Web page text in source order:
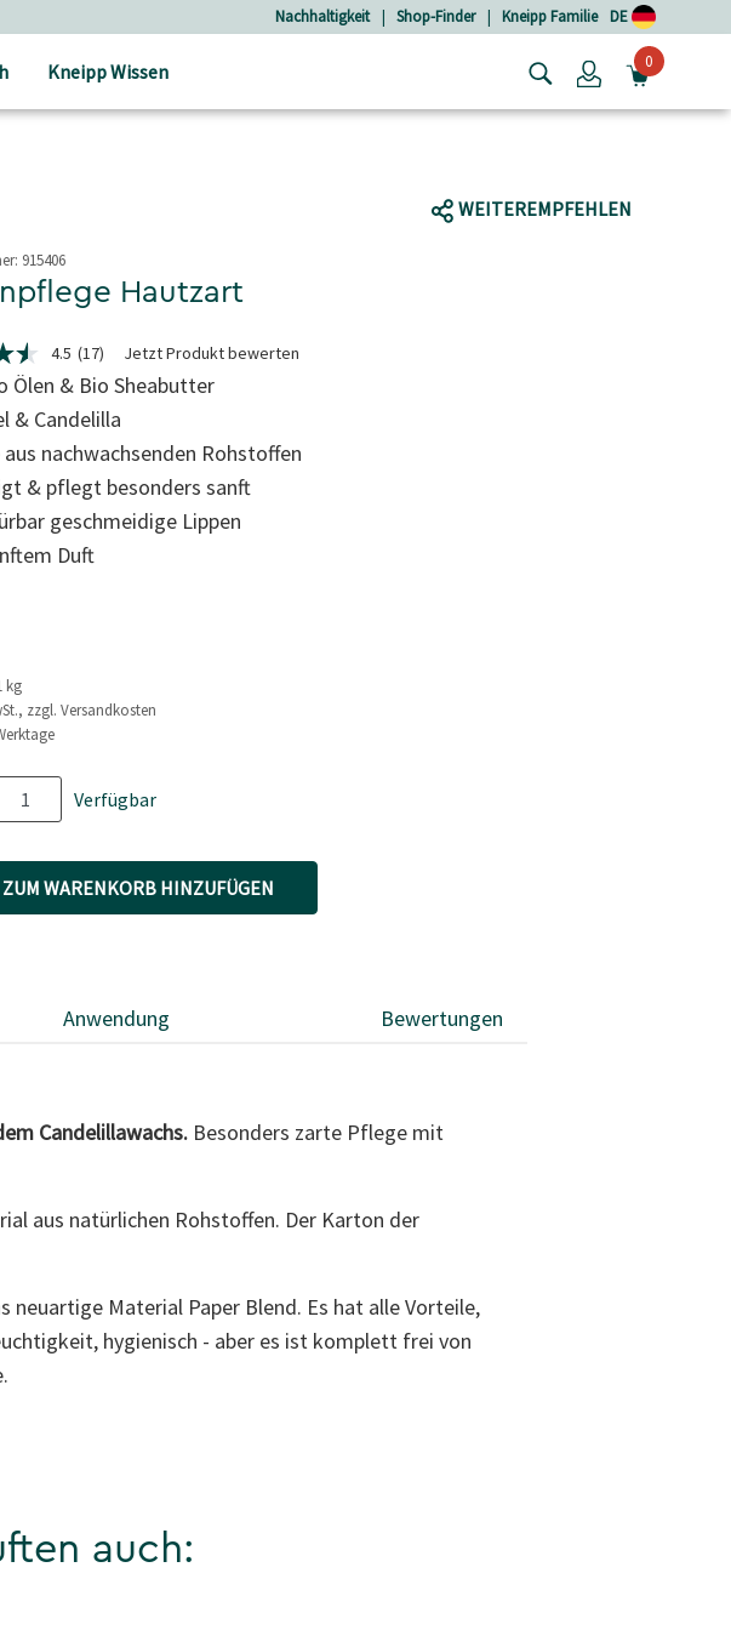
Nachhaltigkeit | Shop-Finder | Kneipp Familie DE
Kneipp Wissen Login0
WEITEREMPFEHLEN
915406
Hautzart
4.5 (17) Jetzt Produkt bewerten
Ölen & Bio Sheabutter
& Candelilla
aus nachwachsenden Rohstoffen
& pflegt besonders sanft
geschmeidige Lippen
Duft
Preis
kg
zzgl. Versandkosten
Verfügbar
ZUM WARENKORB HINZUFÜGEN
Anwendung Bewertungen
Candelillawachs. Besonders zarte Pflege mit
aus natürlichen Rohstoffen. Der Karton der
neuartige Material Paper Blend. Es hat alle Vorteile,
hygienisch - aber es ist komplett frei von
auch: